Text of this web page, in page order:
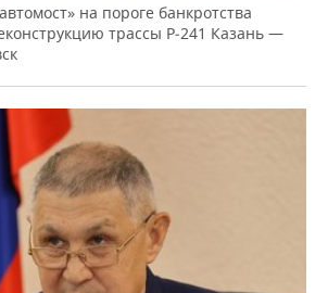
на пороге банкротства
трассы Р‑241 Казань —